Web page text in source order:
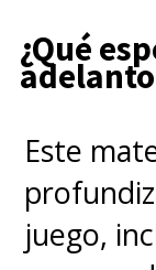
¿Qué
adelanto
Este
juego,